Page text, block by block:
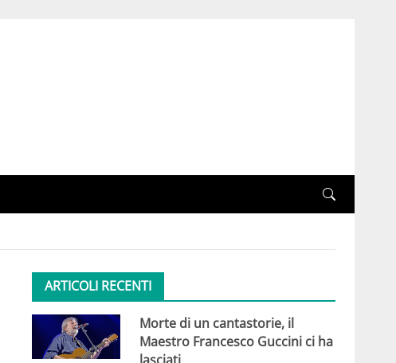
ARTICOLI RECENTI
Morte di un cantastorie, il
Maestro Francesco Guccini ci ha